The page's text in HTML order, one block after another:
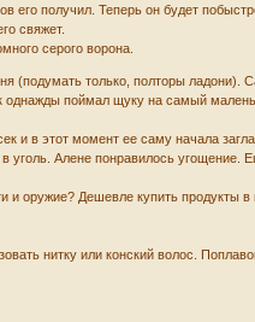
получил. Теперь он будет
свяжет.
серого ворона.
(подумать только, полторы ладони).
однажды поймал щуку на самый
и в этот момент ее саму начала
уголь. Алене понравилось угощение.
и оружие? Дешевле купить продукты в
нитку или конский волос.